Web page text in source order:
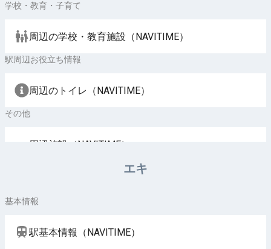
学校・教育・子育て
周辺の学校・教育施設（NAVITIME）
駅周辺お役立ち情報
周辺のトイレ（NAVITIME）
その他
周辺施設（NAVITIME）
エキ
基本情報
駅基本情報（NAVITIME）